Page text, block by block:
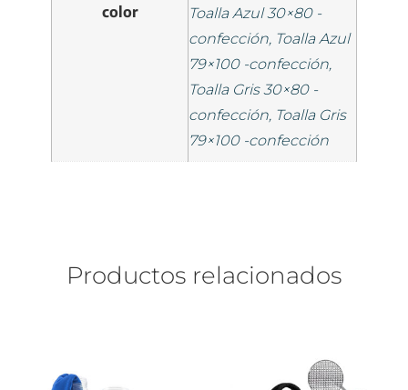
color
Toalla Azul 30×80 -
confección, Toalla Azul
79×100 -confección,
Toalla Gris 30×80 -
confección, Toalla Gris
79×100 -confección
Productos relacionados